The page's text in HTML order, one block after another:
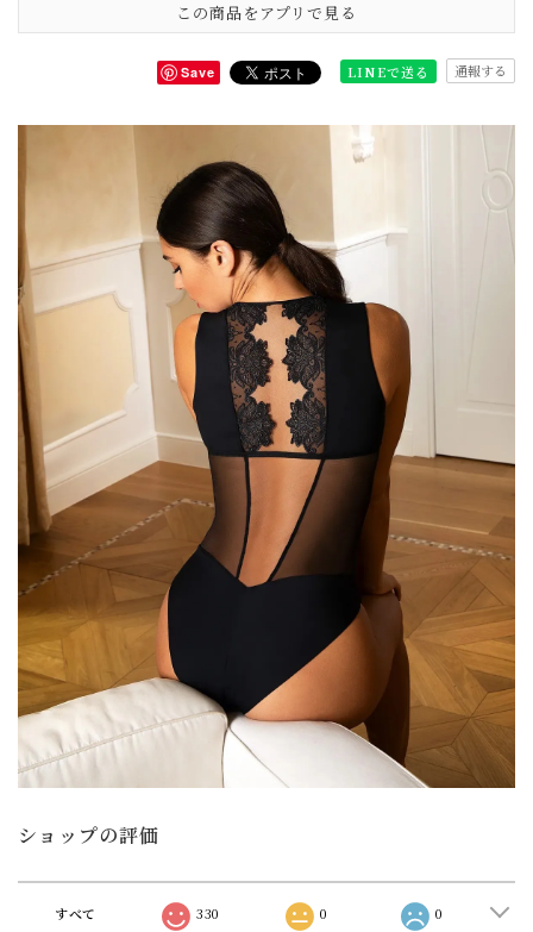
この商品をアプリで見る
Save LINEで送る 通報する
ショップの評価
すべて 330 0 0